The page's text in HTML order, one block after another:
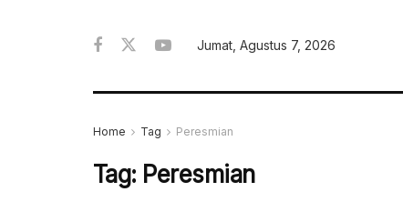
Jumat, Agustus 7, 2026
Home Tag Peresmian
Tag: Peresmian